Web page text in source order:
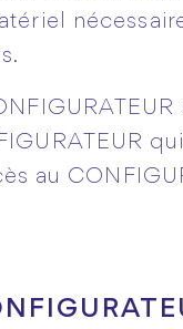
au